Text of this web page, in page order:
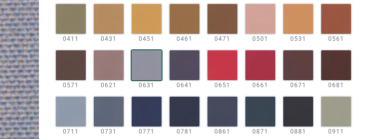
0411 0431 0451 0461 0471 0501 0531 0561
0571 0621 0631 0641 0651 0661 0671 0681
0711 0731 0771 0781 0861 0871 0881 0911